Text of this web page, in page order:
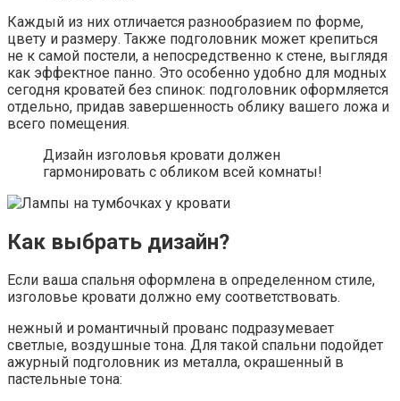
Каждый из них отличается разнообразием по форме,
цвету и размеру. Также подголовник может крепиться
не к самой постели, а непосредственно к стене, выглядя
как эффектное панно. Это особенно удобно для модных
сегодня кроватей без спинок: подголовник оформляется
отдельно, придав завершенность облику вашего ложа и
всего помещения.
Дизайн изголовья кровати должен
гармонировать с обликом всей комнаты!
Как выбрать дизайн?
Если ваша спальня оформлена в определенном стиле,
изголовье кровати должно ему соответствовать.
нежный и романтичный прованс подразумевает
светлые, воздушные тона. Для такой спальни подойдет
ажурный подголовник из металла, окрашенный в
пастельные тона: